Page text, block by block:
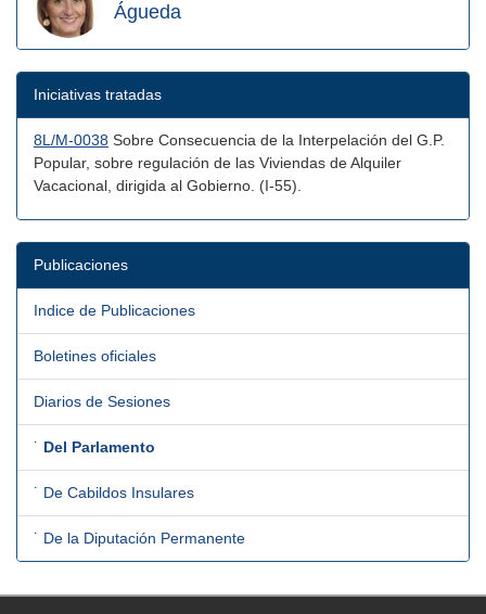
Águeda
Iniciativas tratadas
8L/M-0038 Sobre Consecuencia de la Interpelación del G.P.
Popular, sobre regulación de las Viviendas de Alquiler
Vacacional, dirigida al Gobierno. (I-55).
Publicaciones
Indice de Publicaciones
Boletines oficiales
Diarios de Sesiones
˙ Del Parlamento
˙ De Cabildos Insulares
˙ De la Diputación Permanente